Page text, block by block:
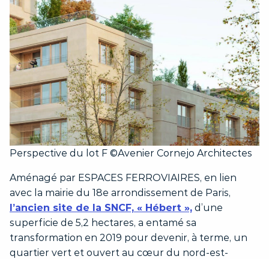
Perspective du lot F ©Avenier Cornejo Architectes
Aménagé par ESPACES FERROVIAIRES, en lien
avec la mairie du 18e arrondissement de Paris,
l’ancien site de la SNCF, « Hébert », d’une
superficie de 5,2 hectares, a entamé sa
transformation en 2019 pour devenir, à terme, un
quartier vert et ouvert au cœur du nord-est-